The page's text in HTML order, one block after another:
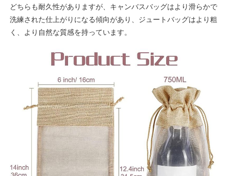
どちらも耐久性がありますが、キャンバスバッグはより滑らかで
洗練された仕上がりになる傾向があり、ジュートバッグはより粗
く、より自然な質感を持っています。